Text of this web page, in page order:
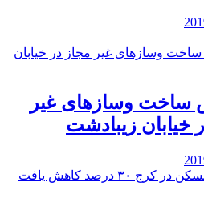
ساخت وسازهای غیر
خیابان زیبادشت